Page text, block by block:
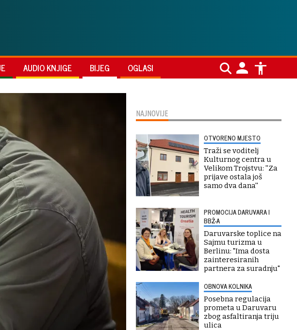
AUDIO KNJIGE BIJEG OGLASI
NAJNOVIJE
OTVORENO MJESTO
Traži se voditelj
Kulturnog centra u
Velikom Trojstvu: ''Za
prijave ostala još
samo dva dana''
PROMOCIJA DARUVARA I
BBŽ-A
Daruvarske toplice na
Sajmu turizma u
Berlinu: "Ima dosta
zainteresiranih
partnera za suradnju"
OBNOVA KOLNIKA
Posebna regulacija
prometa u Daruvaru
zbog asfaltiranja triju
ulica